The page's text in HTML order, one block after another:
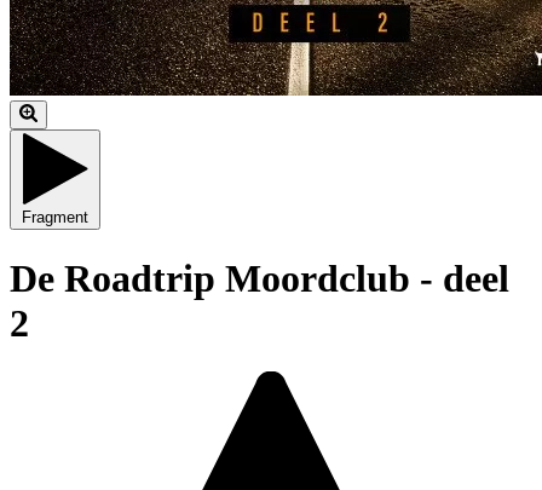
Fragment
De Roadtrip Moordclub - deel
2